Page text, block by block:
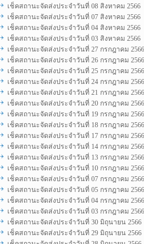
เช็คสถานะจัดส่งประจำวันที่ 08 สิงหาคม 2566
เช็คสถานะจัดส่งประจำวันที่ 07 สิงหาคม 2566
เช็คสถานะจัดส่งประจำวันที่ 04 สิงหาคม 2566
เช็คสถานะจัดส่งประจำวันที่ 03 สิงหาคม 2566
เช็คสถานะจัดส่งประจำวันที่ 27 กรกฎาคม 2566
เช็คสถานะจัดส่งประจำวันที่ 26 กรกฎาคม 2566
เช็คสถานะจัดส่งประจำวันที่ 25 กรกฎาคม 2566
เช็คสถานะจัดส่งประจำวันที่ 24 กรกฎาคม 2566
เช็คสถานะจัดส่งประจำวันที่ 21 กรกฎาคม 2566
เช็คสถานะจัดส่งประจำวันที่ 20 กรกฎาคม 2566
เช็คสถานะจัดส่งประจำวันที่ 19 กรกฎาคม 2566
เช็คสถานะจัดส่งประจำวันที่ 18 กรกฎาคม 2566
เช็คสถานะจัดส่งประจำวันที่ 17 กรกฎาคม 2566
เช็คสถานะจัดส่งประจำวันที่ 14 กรกฎาคม 2566
เช็คสถานะจัดส่งประจำวันที่ 13 กรกฎาคม 2566
เช็คสถานะจัดส่งประจำวันที่ 10 กรกฎาคม 2566
เช็คสถานะจัดส่งประจำวันที่ 07 กรกฎาคม 2566
เช็คสถานะจัดส่งประจำวันที่ 05 กรกฎาคม 2566
เช็คสถานะจัดส่งประจำวันที่ 04 กรกฎาคม 2566
เช็คสถานะจัดส่งประจำวันที่ 03 กรกฎาคม 2566
เช็คสถานะจัดส่งประจำวันที่ 30 มิถุนายน 2566
เช็คสถานะจัดส่งประจำวันที่ 29 มิถุนายน 2566